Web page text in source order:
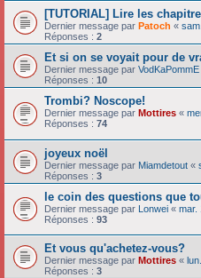
[TUTORIAL] Lire les
Dernier message par Patoch «
Réponses : 2
Et si on se voyait pour de
Dernier message par VodKaPommE
Réponses : 10
Trombi? Noscope!
Dernier message par Mottires «
Réponses : 74
joyeux noël
Dernier message par Miamdetout «
Réponses : 3
le coin des questions que
Dernier message par Lonwei « mar.
Réponses : 93
Et vous qu'achetez-vous?
Dernier message par Mottires «
Réponses : 3